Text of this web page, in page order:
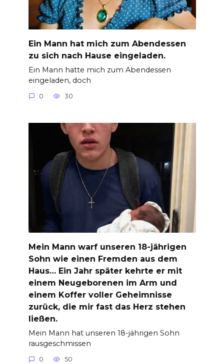
Ein Mann hat mich zum Abendessen
zu sich nach Hause eingeladen.
Ein Mann hatte mich zum Abendessen
eingeladen, doch
0 30
Mein Mann warf unseren 18-jährigen
Sohn wie einen Fremden aus dem
Haus… Ein Jahr später kehrte er mit
einem Neugeborenen im Arm und
einem Koffer voller Geheimnisse
zurück, die mir fast das Herz stehen
ließen.
Mein Mann hat unseren 18-jährigen Sohn
rausgeschmissen
0 50